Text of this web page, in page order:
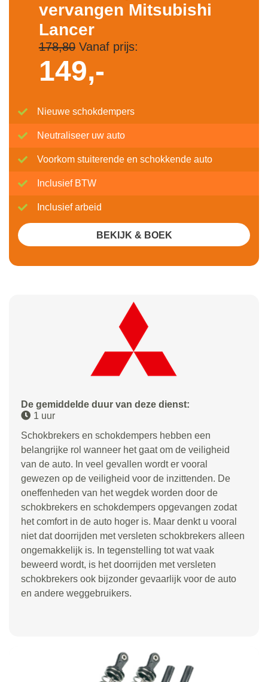
De gemiddelde duur van deze dienst:
1 uur
Schokbrekers en schokdempers hebben een
belangrijke rol wanneer het gaat om de veiligheid
van de auto. In veel gevallen wordt er vooral
gewezen op de veiligheid voor de inzittenden. De
oneffenheden van het wegdek worden door de
schokbrekers en schokdempers opgevangen zodat
het comfort in de auto hoger is. Maar denkt u vooral
niet dat doorrijden met versleten schokbrekers alleen
ongemakkelijk is. In tegenstelling tot wat vaak
beweerd wordt, is het doorrijden met versleten
schokbrekers ook bijzonder gevaarlijk voor de auto
en andere weggebruikers.
vervangen Mitsubishi
Lancer
178,80Vanaf prijs:
149,-
Nieuwe schokdempers
Neutraliseer uw auto
Voorkom stuiterende en schokkende auto
Inclusief BTW
Inclusief arbeid
BEKIJK & BOEK